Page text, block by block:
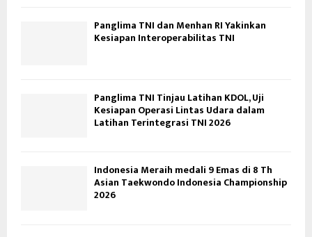
Panglima TNI dan Menhan RI Yakinkan
Kesiapan Interoperabilitas TNI
Panglima TNI Tinjau Latihan KDOL, Uji
Kesiapan Operasi Lintas Udara dalam
Latihan Terintegrasi TNI 2026
Indonesia Meraih medali 9 Emas di 8 Th
Asian Taekwondo Indonesia Championship
2026